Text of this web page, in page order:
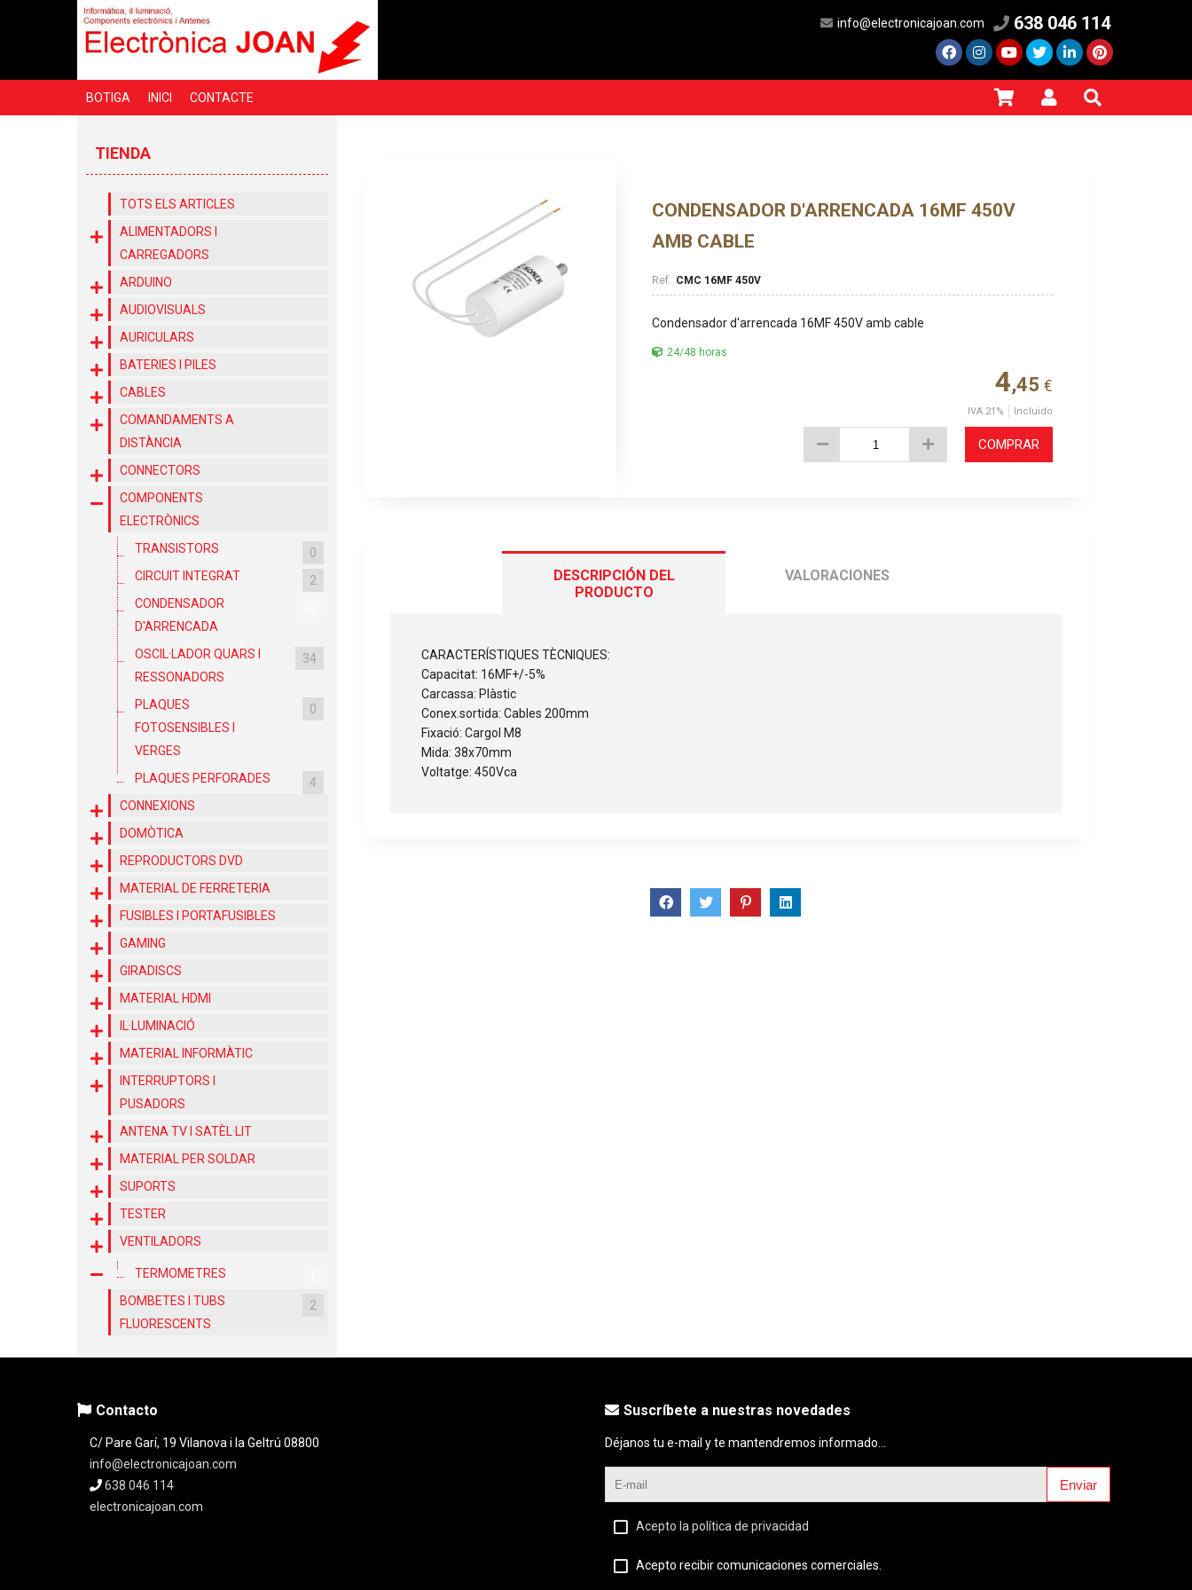
info@electronicajoan.com 638 046 114
BOTIGA INICI CONTACTE
TIENDA
TOTS ELS ARTICLES
ALIMENTADORS I
CARREGADORS
ARDUINO
AUDIOVISUALS
AURICULARS
BATERIES I PILES
CABLES
COMANDAMENTS A
DISTÀNCIA
CONNECTORS
COMPONENTS
ELECTRÒNICS
TRANSISTORS
0
CIRCUIT INTEGRAT
2
CONDENSADOR
D'ARRENCADA
OSCIL·LADOR QUARS I
RESSONADORS
34
PLAQUES
FOTOSENSIBLES I
VERGES
0
PLAQUES PERFORADES
4
CONNEXIONS
DOMÒTICA
REPRODUCTORS DVD
MATERIAL DE FERRETERIA
FUSIBLES I PORTAFUSIBLES
GAMING
GIRADISCS
MATERIAL HDMI
IL·LUMINACIÓ
MATERIAL INFORMÀTIC
INTERRUPTORS I
PUSADORS
ANTENA TV I SATÈL·LIT
MATERIAL PER SOLDAR
SUPORTS
TESTER
VENTILADORS
TERMOMETRES
BOMBETES I TUBS
FLUORESCENTS
2
CONDENSADOR D'ARRENCADA 16MF 450V
AMB CABLE
CMC 16MF 450V
Condensador d'arrencada 16MF 450V amb cable
24/48 horas
4,45 €
IVA 21% Incluido
COMPRAR
DESCRIPCIÓN DEL
PRODUCTO
VALORACIONES
CARACTERÍSTIQUES TÈCNIQUES:
Capacitat: 16MF+/-5%
Carcassa: Plàstic
Conex.sortida: Cables 200mm
Fixació: Cargol M8
Mida: 38x70mm
Voltatge: 450Vca
Contacto
C/ Pare Garí, 19 Vilanova i la Geltrú 08800
info@electronicajoan.com
638 046 114
electronicajoan.com
Suscríbete a nuestras novedades
Déjanos tu e-mail y te mantendremos informado...
Enviar
Acepto la política de privacidad
Acepto recibir comunicaciones comerciales.